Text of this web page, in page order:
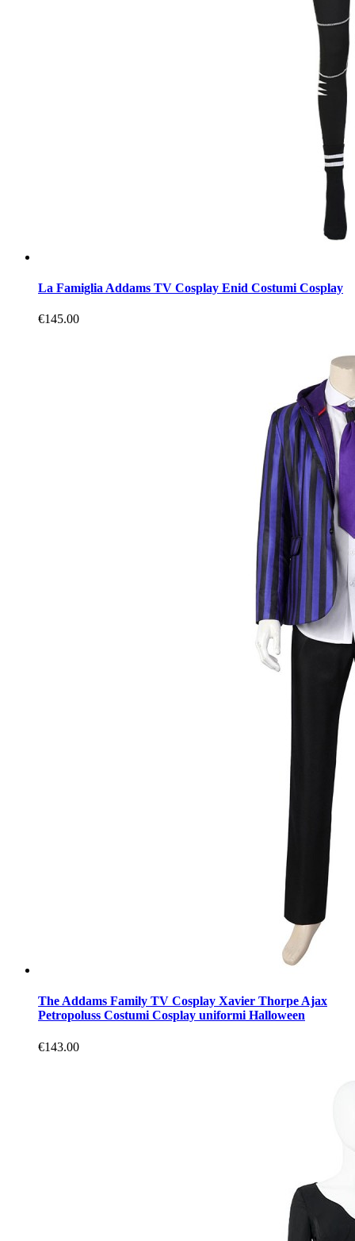
La Famiglia Addams TV Cosplay Enid Costumi Cosplay
€145.00
The Addams Family TV Cosplay Xavier Thorpe Ajax
Petropoluss Costumi Cosplay uniformi Halloween
€143.00